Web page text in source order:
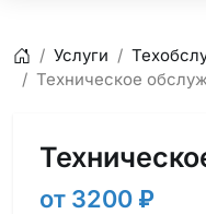
ГлавнаяУслуги
Техническое
от 3200 ₽